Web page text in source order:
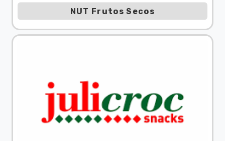
NUT Frutos Secos